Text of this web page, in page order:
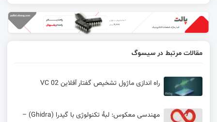
مقالات مرتبط در سیسوگ
راه اندازی ماژول تشخیص گفتار آفلاین VC 02
مهندسی معکوس: لبهٔ تکنولوژی با گیدرا (Ghidra) –